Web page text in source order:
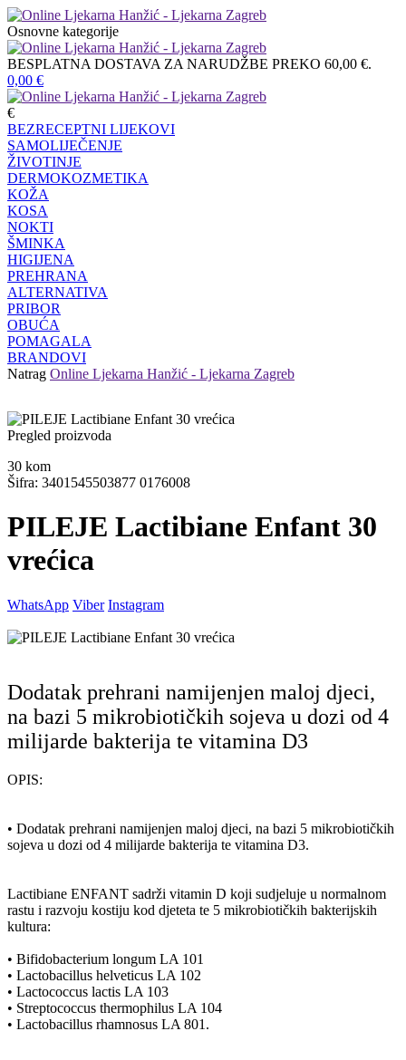
Osnovne kategorije
BESPLATNA DOSTAVA ZA NARUDŽBE PREKO 60,00 €.
0,00 €
€
BEZRECEPTNI LIJEKOVI
SAMOLIJEČENJE
ŽIVOTINJE
DERMOKOZMETIKA
KOŽA
KOSA
NOKTI
ŠMINKA
HIGIJENA
PREHRANA
ALTERNATIVA
PRIBOR
OBUĆA
POMAGALA
BRANDOVI
Natrag Online Ljekarna Hanžić - Ljekarna Zagreb
Pregled proizvoda
30 kom
Šifra: 3401545503877 0176008
PILEJE Lactibiane Enfant 30
vrećica
WhatsApp Viber Instagram
Dodatak prehrani namijenjen maloj djeci,
na bazi 5 mikrobiotičkih sojeva u dozi od 4
milijarde bakterija te vitamina D3
OPIS:
• Dodatak prehrani namijenjen maloj djeci, na bazi 5 mikrobiotičkih
sojeva u dozi od 4 milijarde bakterija te vitamina D3.
Lactibiane ENFANT sadrži vitamin D koji sudjeluje u normalnom
rastu i razvoju kostiju kod djeteta te 5 mikrobiotičkih bakterijskih
kultura:
• Bifidobacterium longum LA 101
• Lactobacillus helveticus LA 102
• Lactococcus lactis LA 103
• Streptococcus thermophilus LA 104
• Lactobacillus rhamnosus LA 801.